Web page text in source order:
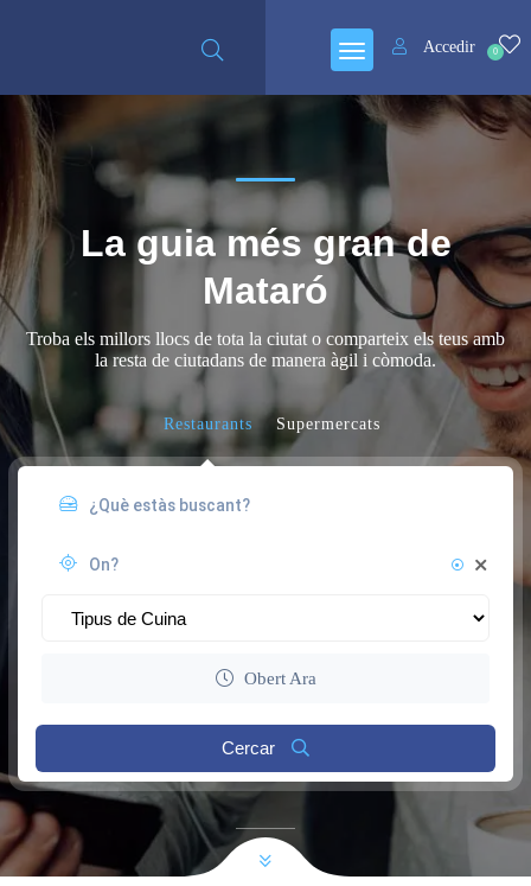
0
Accedir
La guia més gran de
Mataró
Troba els millors llocs de tota la ciutat o comparteix els teus amb
la resta de ciutadans de manera àgil i còmoda.
Restaurants Supermercats
Obert Ara
Cercar